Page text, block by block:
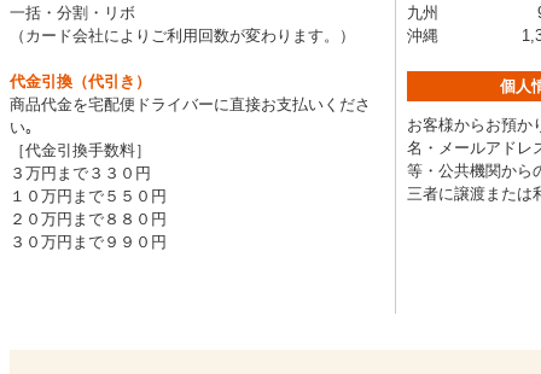
一括・分割・リボ
（カード会社によりご利用回数が変わります。）
代金引換（代引き）
商品代金を宅配便ドライバーに直接お支払いくださ
い｡
［代金引換手数料］
３万円まで３３０円
１０万円まで５５０円
２０万円まで８８０円
３０万円まで９９０円
九州
沖縄
個人
お客様からお預か
名・メールアドレ
等・公共機関から
三者に譲渡または